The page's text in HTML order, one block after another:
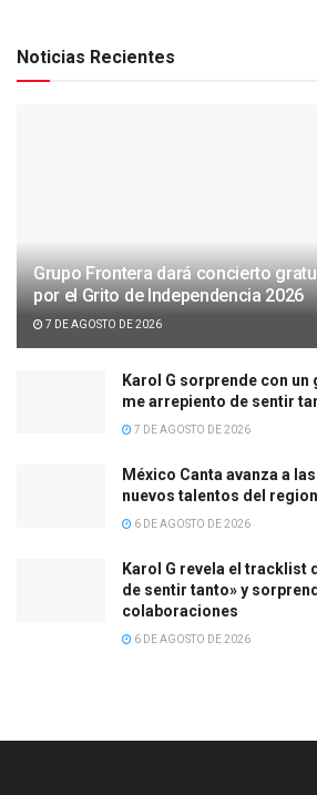
Noticias Recientes
Grupo Frontera dará concierto
por el Grito de Independencia 2026
7 DE AGOSTO DE 2026
Karol G sorprende con un
me arrepiento de sentir
7 DE AGOSTO DE 2026
México Canta avanza a
nuevos talentos del
6 DE AGOSTO DE 2026
Karol G revela el tracklist
de sentir tanto» y
colaboraciones
6 DE AGOSTO DE 2026